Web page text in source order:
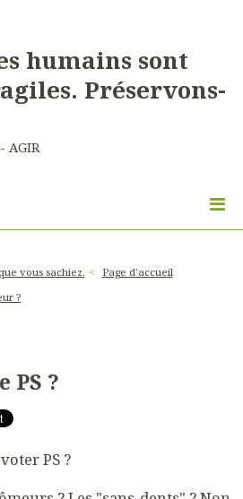
humains sont
Préservons-
AGIR
vous sachiez.
Page d'accueil
?
PS ?
PS ?